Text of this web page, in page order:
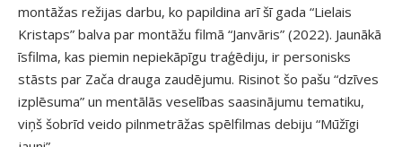
montāžas režijas darbu, ko papildina arī šī gada “Lielais
Kristaps” balva par montāžu filmā “Janvāris” (2022). Jaunākā
īsfilma, kas piemin nepiekāpīgu traģēdiju, ir personisks
stāsts par Zača drauga zaudējumu. Risinot šo pašu “dzīves
izplēsuma” un mentālās veselības saasinājumu tematiku,
viņš šobrīd veido pilnmetrāžas spēlfilmas debiju “Mūžīgi